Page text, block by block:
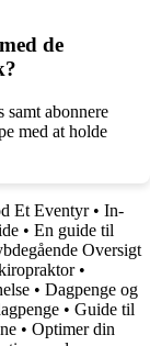
de
samt abonnere
med at holde
Et Eventyr• In-
• En guide til
Oversigt
•
• Dagpenge og
• Guide til
• Optimer din